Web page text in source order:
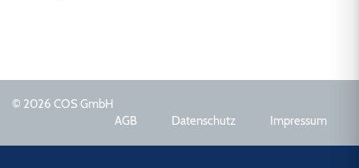
© 2026 COS GmbH
AGB
Datenschutz Impressum